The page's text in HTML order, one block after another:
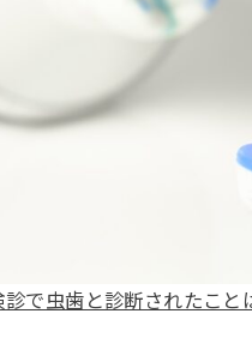
診で虫歯と診断されたこと